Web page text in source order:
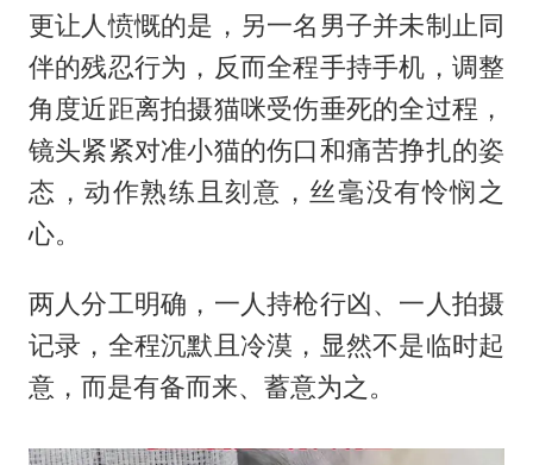
更让人愤慨的是，另一名男子并未制止同
伴的残忍行为，反而全程手持手机，调整
角度近距离拍摄猫咪受伤垂死的全过程，
镜头紧紧对准小猫的伤口和痛苦挣扎的姿
态，动作熟练且刻意，丝毫没有怜悯之
心。
两人分工明确，一人持枪行凶、一人拍摄
记录，全程沉默且冷漠，显然不是临时起
意，而是有备而来、蓄意为之。